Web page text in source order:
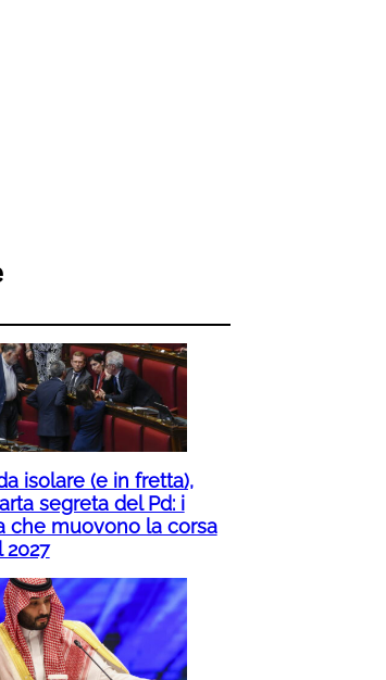
isolare (e in fretta),
segreta del Pd: i
che muovono la corsa